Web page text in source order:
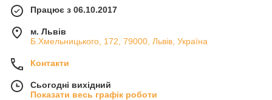
Працює з 06.10.2017
м. Львів
Б.Хмельницького, 172, 79000, Львів, Україна
Контакти
Сьогодні вихідний
Показати весь графік роботи